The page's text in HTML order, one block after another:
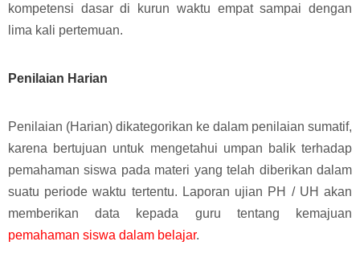
kompetensi dasar di kurun waktu empat sampai dengan
lima kali pertemuan.
Penilaian Harian
Penilaian (Harian) dikategorikan ke dalam penilaian sumatif,
karena bertujuan untuk mengetahui umpan balik terhadap
pemahaman siswa pada materi yang telah diberikan dalam
suatu periode waktu tertentu. Laporan ujian PH / UH akan
memberikan data kepada guru tentang kemajuan
pemahaman siswa dalam belajar.